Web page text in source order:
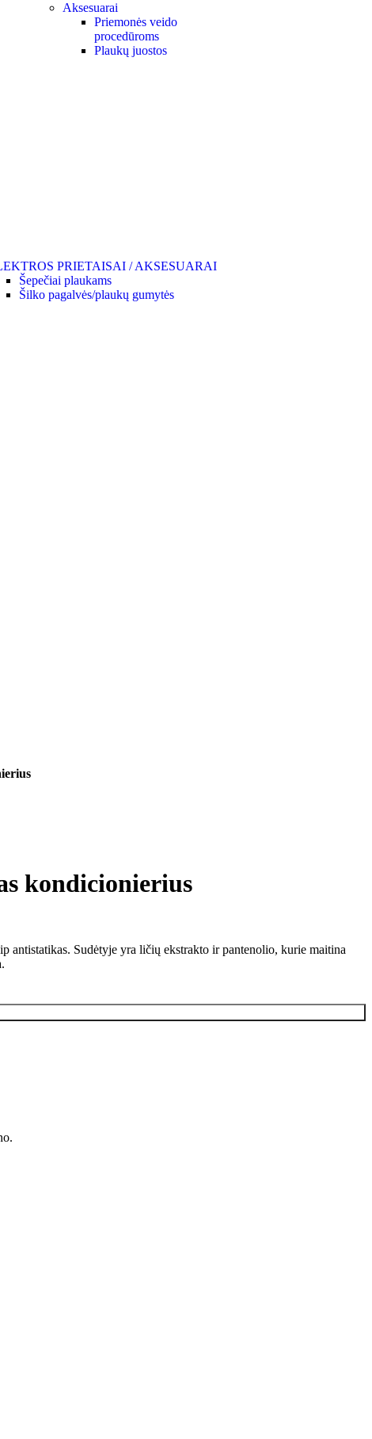
Aksesuarai
Priemonės veido
procedūroms
Plaukų juostos
PRIETAISAI / AKSESUARAI
Šepečiai plaukams
Šilko pagalvės/plaukų gumytės
kondicionierius
antistatikas. Sudėtyje yra ličių ekstrakto ir pantenolio, kurie maitina